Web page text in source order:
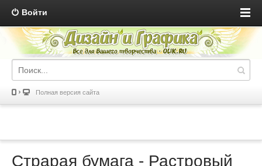
Войти
Полная версия сайта
Страрая бумага - Растровый